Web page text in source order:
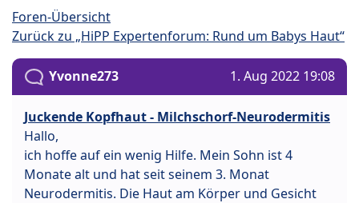
Foren-Übersicht
Zurück zu „HiPP Expertenforum: Rund um Babys Haut“
Yvonne273 1. Aug 2022 19:08
Juckende Kopfhaut - Milchschorf-Neurodermitis
Hallo,
ich hoffe auf ein wenig Hilfe. Mein Sohn ist 4
Monate alt und hat seit seinem 3. Monat
Neurodermitis. Die Haut am Körper und Gesicht